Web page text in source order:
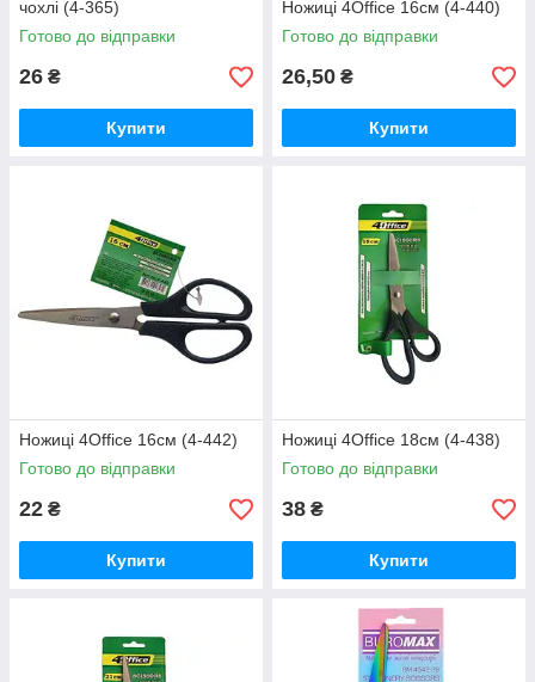
чохлі (4-365)
Готово до відправки
26 ₴
Купити
Ножиці 4Office 16см (4-440)
Готово до відправки
26,50 ₴
Купити
Ножиці 4Office 16см (4-442)
Готово до відправки
22 ₴
Купити
Ножиці 4Office 18см (4-438)
Готово до відправки
38 ₴
Купити